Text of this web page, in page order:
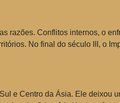
razões. Conflitos internos, o
No final do século III, o
e Centro da Ásia. Ele deixou